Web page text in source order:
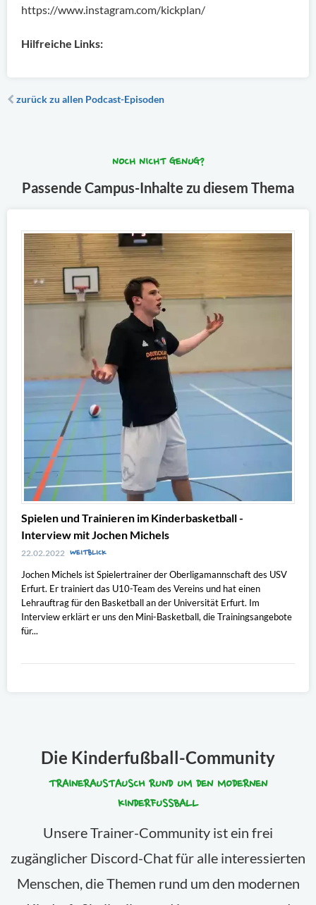
https://www.instagram.com/kickplan/
Hilfreiche Links:
zurück zu allen Podcast-Episoden
NOCH NICHT GENUG?
Passende Campus-Inhalte zu diesem Thema
Spielen und Trainieren im Kinderbasketball -
Interview mit Jochen Michels
22.02.2022 WEITBLICK
Jochen Michels ist Spielertrainer der Oberligamannschaft des USV
Erfurt. Er trainiert das U10-Team des Vereins und hat einen
Lehrauftrag für den Basketball an der Universität Erfurt. Im
Interview erklärt er uns den Mini-Basketball, die Trainingsangebote
für...
Die Kinderfußball-Community
TRAINERAUSTAUSCH RUND UM DEN MODERNEN
KINDERFUSSBALL
Unsere Trainer-Community ist ein frei
zugänglicher Discord-Chat für alle interessierten
Menschen, die Themen rund um den modernen